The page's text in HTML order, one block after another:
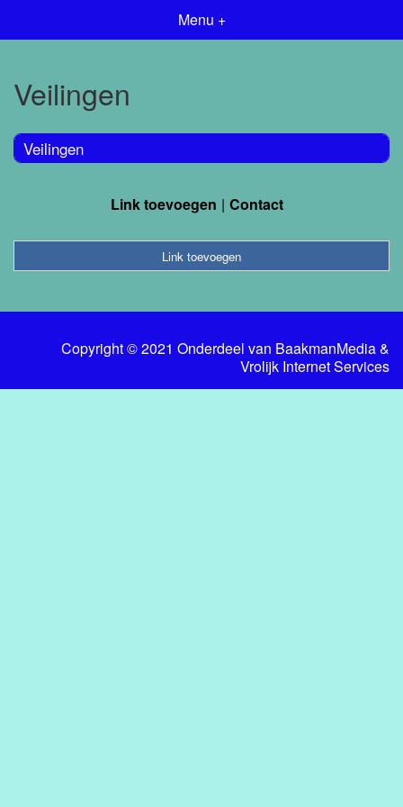
Menu +
Veilingen
Veilingen
Link toevoegen Contact
Link toevoegen
Copyright © 2021 Onderdeel van BaakmanMedia&
Vrolijk Internet Services